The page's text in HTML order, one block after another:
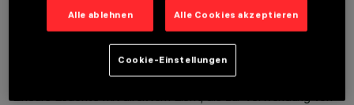
Lineare Leuchte mit direktem Licht, die zur Verwendung von
Alle ablehnen Alle Cookies akzeptieren
Cookie-Einstellungen